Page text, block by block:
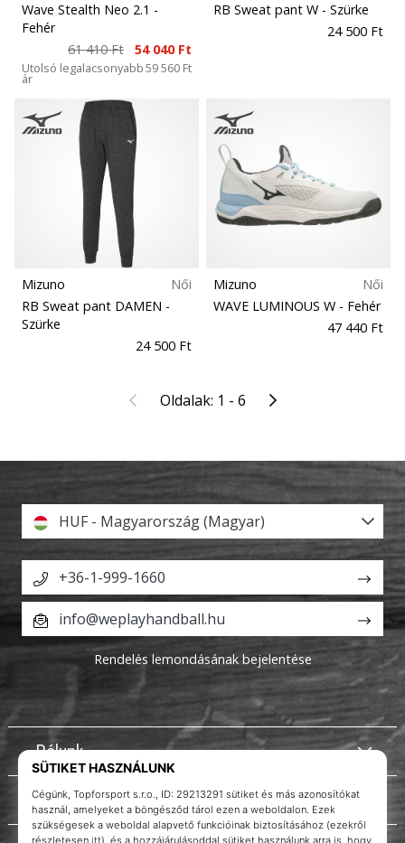
Wave Stealth Neo 2.1 -
Fehér
61 410 Ft
54 040 Ft
Utolsó legalacsonyabb
ár
59 560 Ft
RB Sweat pant W - Szürke
24 500 Ft
Mizuno
Női
RB Sweat pant DAMEN -
Szürke
24 500 Ft
Mizuno
Női
WAVE LUMINOUS W - Fehér
47 440 Ft
ElőzőOldalak: 1 - 6 Következő
Rólunk
Ügyfélszolgálat
HUF - Magyarország (Magyar)
+36-1-999-1660
info@weplayhandball.hu
Rendelés lemondásának bejelentése